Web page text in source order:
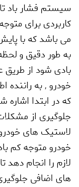
سیستم فشار باد
کاربردی برای
می باشد که با
به طور دقیق و
بادی شود از
خودرو ,به راننده
که در ابتدا اشاره
جلوگیری از
لاستیک های
خودرو متوجه کم
لازم را انجام دهد
های اضافی